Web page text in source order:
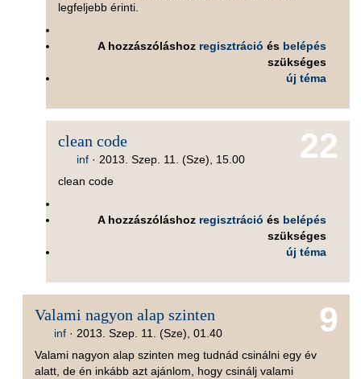
legfeljebb érinti.
A hozzászóláshoz regisztráció és belépés
szükséges
új téma
22
clean code
inf ·2013. Szep. 11. (Sze), 15.00
clean code
A hozzászóláshoz regisztráció és belépés
szükséges
új téma
9
Valami nagyon alap szinten
inf· 2013. Szep. 11. (Sze), 01.40
Valami nagyon alap szinten meg tudnád csinálni egy év
alatt, de én inkább azt ajánlom, hogy csinálj valami